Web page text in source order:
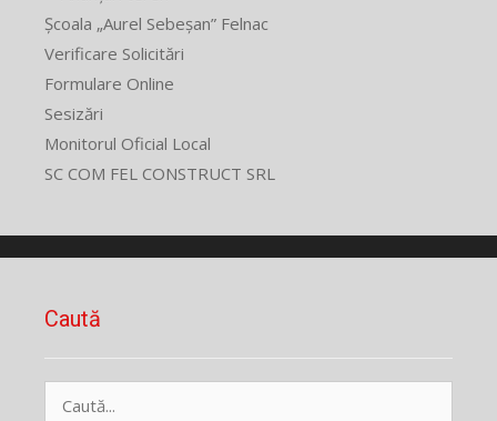
Școala „Aurel Sebeșan” Felnac
Verificare Solicitări
Formulare Online
Sesizări
Monitorul Oficial Local
SC COM FEL CONSTRUCT SRL
Caută
după: